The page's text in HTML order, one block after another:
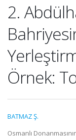
2.
Örnek:
BATMAZ Ş.
Osmanlı